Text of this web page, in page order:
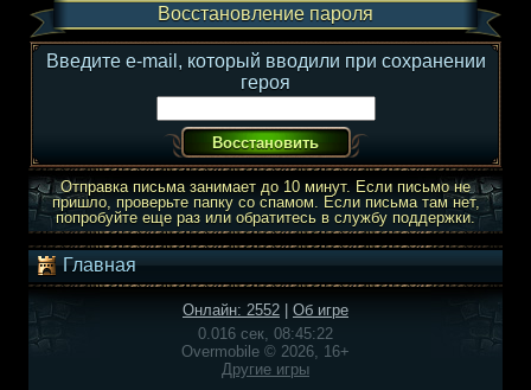
Восстановление пароля
Введите e-mail, который вводили при сохранении
героя
Отправка письма занимает до 10 минут. Если письмо не
пришло, проверьте папку со спамом. Если письма там нет,
попробуйте еще раз или обратитесь в службу поддержки.
Главная
Онлайн: 2552
Об игре
0.016 сек, 08:45:22
Overmobile © 2026, 16+
Другие игры